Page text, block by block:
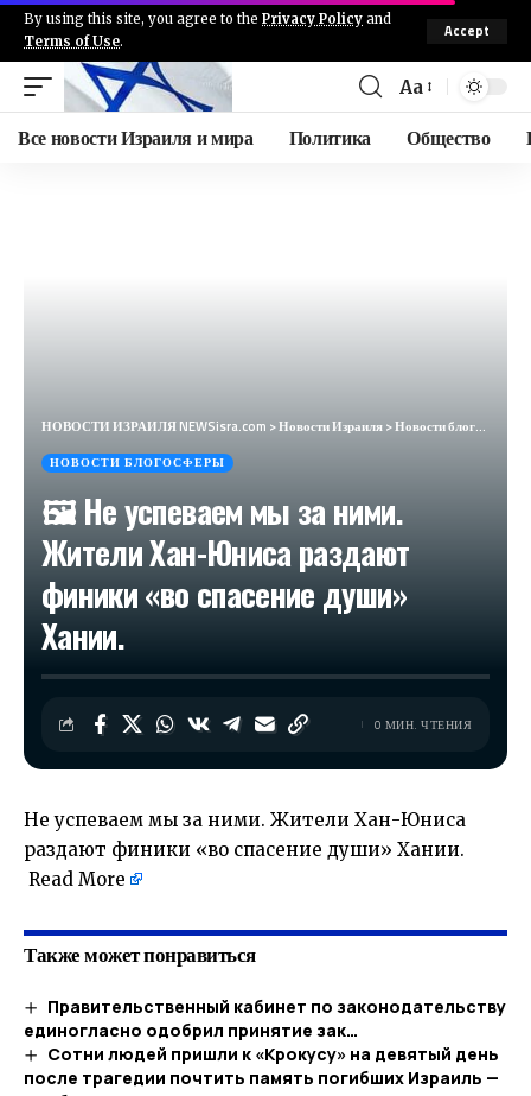
By using this site, you agree to the Privacy Policy and
Terms of Use.
Accept
Aa
Все новости Израиля и мира Политика Общество
НОВОСТИ ИЗРАИЛЯ NEWSisra.com >Новости Израиля>Новости блогосферы
НОВОСТИ БЛОГОСФЕРЫ
🖼 Не успеваем мы за ними.
Жители Хан-Юниса раздают
финики «во спасение души»
Хании.
0 МИН. ЧТЕНИЯ
Не успеваем мы за ними. Жители Хан-Юниса
раздают финики «во спасение души» Хании.
Read More
Также может понравиться
Правительственный кабинет по законодательству
единогласно одобрил принятие зак…
Сотни людей пришли к «Крокусу» на девятый день
после трагедии почтить память погибших Израиль —